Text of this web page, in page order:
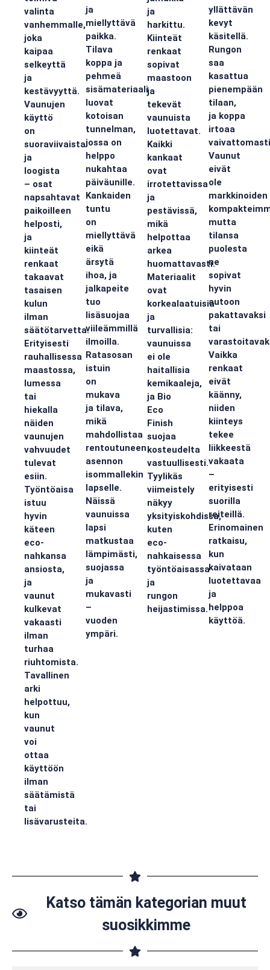
valinta
vanhemmalle,
joka
kaipaa
selkeyttä
ja
kestävyyttä.
Vaunujen
käyttö
on
suoraviivaista
ja
loogista
– osat
napsahtavat
paikoilleen
helposti,
ja
kiinteät
renkaat
takaavat
tasaisen
kulun
ilman
säätötarvetta.
Erityisesti
rauhallisessa
maastossa,
lumessa
tai
hiekalla
näiden
vaunujen
vahvuudet
tulevat
esiin.
Työntöaisa
istuu
hyvin
käteen
eco-
nahkansa
ansiosta,
ja
vaunut
kulkevat
vakaasti
ilman
turhaa
riuhtomista.
Tavallinen
arki
helpottuu,
kun
vaunut
voi
ottaa
käyttöön
ilman
säätämistä
tai
lisävarusteita.
ja
miellyttävä
paikka.
Tilava
koppa ja
pehmeä
sisämateriaali
luovat
kotoisan
tunnelman,
jossa on
helppo
nukahtaa
päiväunille.
Kankaiden
tuntu
on
miellyttävä
eikä
ärsytä
ihoa, ja
jalkapeite
tuo
lisäsuojaa
viileämmillä
ilmoilla.
Ratasosan
istuin
on
mukava
ja tilava,
mikä
mahdollistaa
rentoutuneen
asennon
isommallekin
lapselle.
Näissä
vaunuissa
lapsi
matkustaa
lämpimästi,
suojassa
ja
mukavasti
–
vuoden
ympäri.
ja
harkittu.
Kiinteät
renkaat
sopivat
maastoon
ja
tekevät
vaunuista
luotettavat.
Kaikki
kankaat
ovat
irrotettavissa
ja
pestävissä,
mikä
helpottaa
arkea
huomattavasti.
Materiaalit
ovat
korkealaatuisia
ja
turvallisia:
vaunuissa
ei ole
haitallisia
kemikaaleja,
ja Bio
Eco
Finish
suojaa
kosteudelta
vastuullisesti.
Tyylikäs
viimeistely
näkyy
yksityiskohdissa,
kuten
eco-
nahkaisessa
työntöaisassa
ja
rungon
heijastimissa.
yllättävän
kevyt
käsitellä.
Rungon
saa
kasattua
pienempään
tilaan,
ja koppa
irtoaa
Vaunut
eivät
ole
markkinoiden
mutta
tilansa
puolesta
ne
sopivat
hyvin
autoon
pakattavaksi
tai
Vaikka
renkaat
eivät
käänny,
niiden
kiinteys
tekee
liikkeestä
vakaata
–
erityisesti
suorilla
reiteillä.
Erinomainen
ratkaisu,
kun
kaivataan
luotettavaa
ja
helppoa
käyttöä.
Katso tämän kategorian muut
suosikkimme